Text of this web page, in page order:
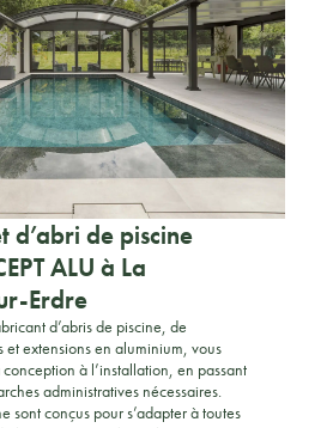
d’abri de piscine
ALU à La
Erdre
d’abris de piscine, de
et extensions en aluminium, vous
à l’installation, en passant
administratives nécessaires.
sont conçus pour s’adapter à toutes